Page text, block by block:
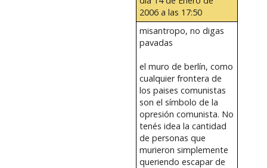
2006 a las 17:50
misantropo, no digas
pavadas
el muro de berlín, como
cualquier frontera de
los paises comunistas
son el símbolo de la
opresión comunista. No
tenés idea la cantidad
de personas que
murieron simplemente
queriendo escapar de